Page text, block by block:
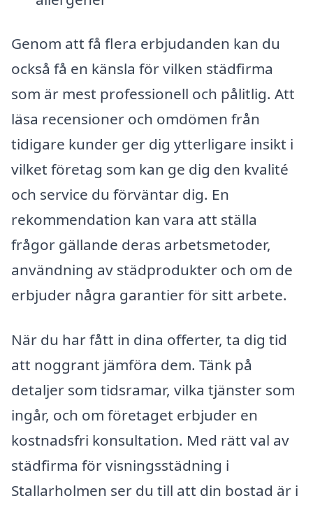
Genom att få flera erbjudanden kan du
också få en känsla för vilken städfirma
som är mest professionell och pålitlig. Att
läsa recensioner och omdömen från
tidigare kunder ger dig ytterligare insikt i
vilket företag som kan ge dig den kvalité
och service du förväntar dig. En
rekommendation kan vara att ställa
frågor gällande deras arbetsmetoder,
användning av städprodukter och om de
erbjuder några garantier för sitt arbete.
När du har fått in dina offerter, ta dig tid
att noggrant jämföra dem. Tänk på
detaljer som tidsramar, vilka tjänster som
ingår, och om företaget erbjuder en
kostnadsfri konsultation. Med rätt val av
städfirma för visningsstädning i
Stallarholmen ser du till att din bostad är i